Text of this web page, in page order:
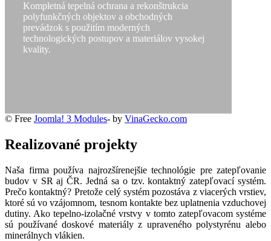
Kompletná tepelná ochrana a rekonštrukcia
polyfunkčných objektov a obchodných
prevádzok s použitím moderných
technologických postupov a materiálov vysokej
kvality.
© Free Joomla! 3 Modules- by VinaGecko.com
Realizované projekty
Naša firma používa najrozšírenejšie technológie pre zatepľovanie
budov v SR aj ČR. Jedná sa o tzv. kontaktný zatepľovací systém.
Prečo kontaktný? Pretože celý systém pozostáva z viacerých vrstiev,
ktoré sú vo vzájomnom, tesnom kontakte bez uplatnenia vzduchovej
dutiny. Ako tepelno-izolačné vrstvy v tomto zatepľovacom systéme
sú používané doskové materiály z upraveného polystyrénu alebo
minerálnych vlákien.